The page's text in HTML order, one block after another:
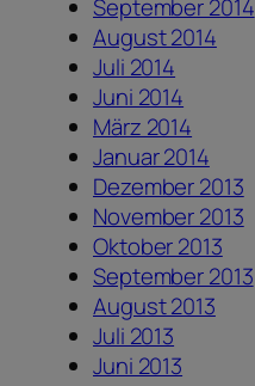
September 2014
August 2014
Juli 2014
Juni 2014
März 2014
Januar 2014
Dezember 2013
November 2013
Oktober 2013
September 2013
August 2013
Juli 2013
Juni 2013